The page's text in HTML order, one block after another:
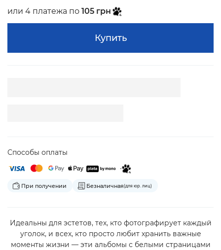
или 4 платежа по 105 грн
Купить
Способы оплаты
При получении Безналичная(для юр. лиц)
Идеальны для эстетов, тех, кто фотографирует каждый
уголок, и всех, кто просто любит хранить важные
моменты жизни — эти альбомы с белыми страницами